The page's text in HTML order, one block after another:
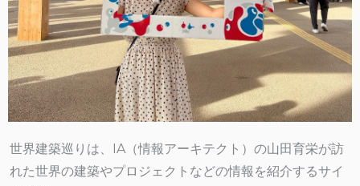
世界建築巡りは、IA（情報アーキテクト）の山田育栄が訪
れた世界の建築やプロジェクトなどの情報を紹介するサイ